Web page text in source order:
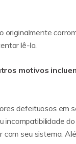
originalmente
lê-lo.
motivos
defeituosos em
incompatibilidade
seu sistema.